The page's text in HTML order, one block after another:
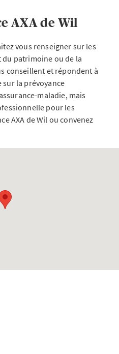
AXA de Wil
vous renseigner sur les
du patrimoine ou de la
conseillent et répondent à
sur la prévoyance
maladie, mais
pour les
AXA de Wil ou convenez